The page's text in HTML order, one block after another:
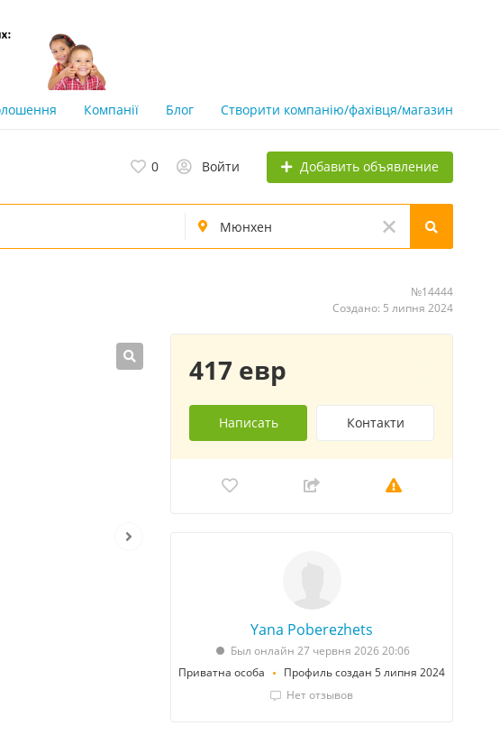
Компанії Блог Створити компанію/фахівця/магазин
0 Войти Добавить объявление
№14444
Создано: 5 липня 2024
417 евр
Написать Контакти
Yana Poberezhets
Был онлайн 27 червня 2026 20:06
Приватна особа
Профиль создан 5 липня 2024
Нет отзывов